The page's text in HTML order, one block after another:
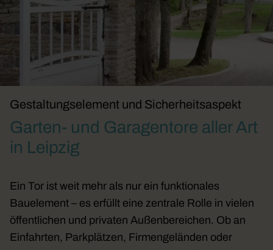
Gestaltungselement und Sicherheitsaspekt
Garten- und Garagentore aller Art
in Leipzig
Ein Tor ist weit mehr als nur ein funktionales
Bauelement – es erfüllt eine zentrale Rolle in vielen
öffentlichen und privaten Außenbereichen. Ob an
Einfahrten, Parkplätzen, Firmengeländen oder